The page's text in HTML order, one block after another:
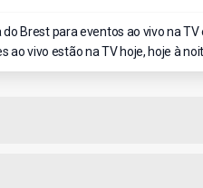
Brest para eventos ao vivo na
ao vivo estão na TV hoje, hoje à